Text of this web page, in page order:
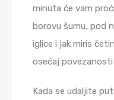
minuta će vam
borovu šumu, pod
iglice i jak miris
osećaj
Kada se udaljite